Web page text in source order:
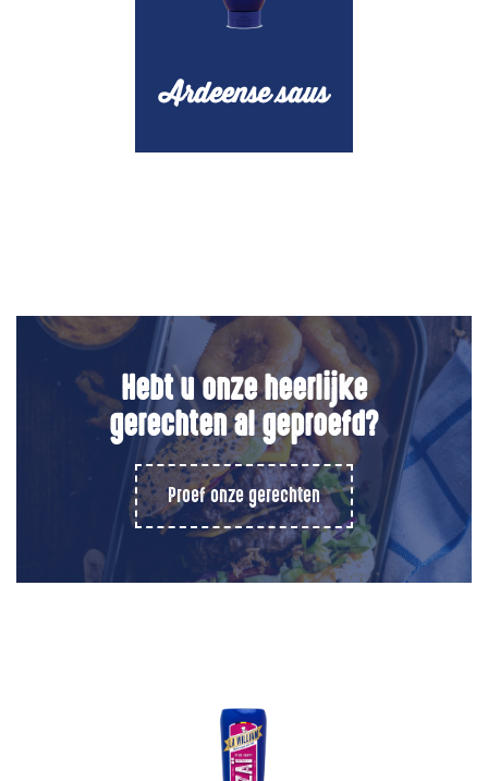
Ardeense saus
Hebt u onze heerlijke
gerechten al geproefd?
Proef onze gerechten